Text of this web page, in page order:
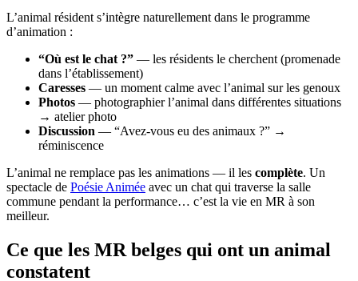
L’animal résident s’intègre naturellement dans le programme
d’animation :
“Où est le chat ?” — les résidents le cherchent (promenade
dans l’établissement)
Caresses — un moment calme avec l’animal sur les genoux
Photos — photographier l’animal dans différentes situations
→ atelier photo
Discussion — “Avez-vous eu des animaux ?” →
réminiscence
L’animal ne remplace pas les animations — il les complète. Un
spectacle de Poésie Animée avec un chat qui traverse la salle
commune pendant la performance… c’est la vie en MR à son
meilleur.
Ce que les MR belges qui ont un animal
constatent